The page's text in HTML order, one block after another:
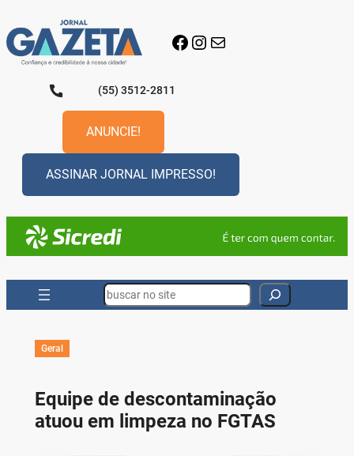
para
o
conteúdo
Facebook
Instagram
E-mail
(55) 3512-2811
ANUNCIE!
ASSINAR JORNAL IMPRESSO!
Search
Geral
Equipe de descontaminação
atuou em limpeza no FGTAS